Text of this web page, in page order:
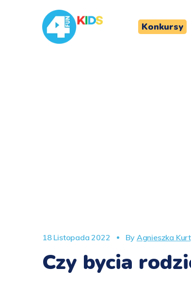
Konkursy
18 Listopada 2022 By Agnieszka
Czy bycia